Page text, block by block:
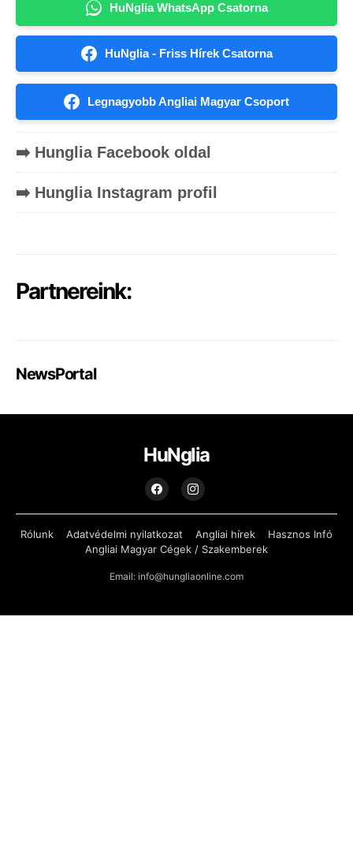
HuNglia WhatsApp Csatorna
HuNglia - Friss Hírek Csatorna
Legnagyobb Angliai Magyar Csoport
➡️ Hunglia Facebook oldal
➡️ Hunglia Instagram profil
Partnereink:
NewsPortal
HuNglia
Rólunk Adatvédelmi nyilatkozat Angliai hírek
Hasznos Infó
Angliai Magyar Cégek / Szakemberek
Email: info@hungliaonline.com